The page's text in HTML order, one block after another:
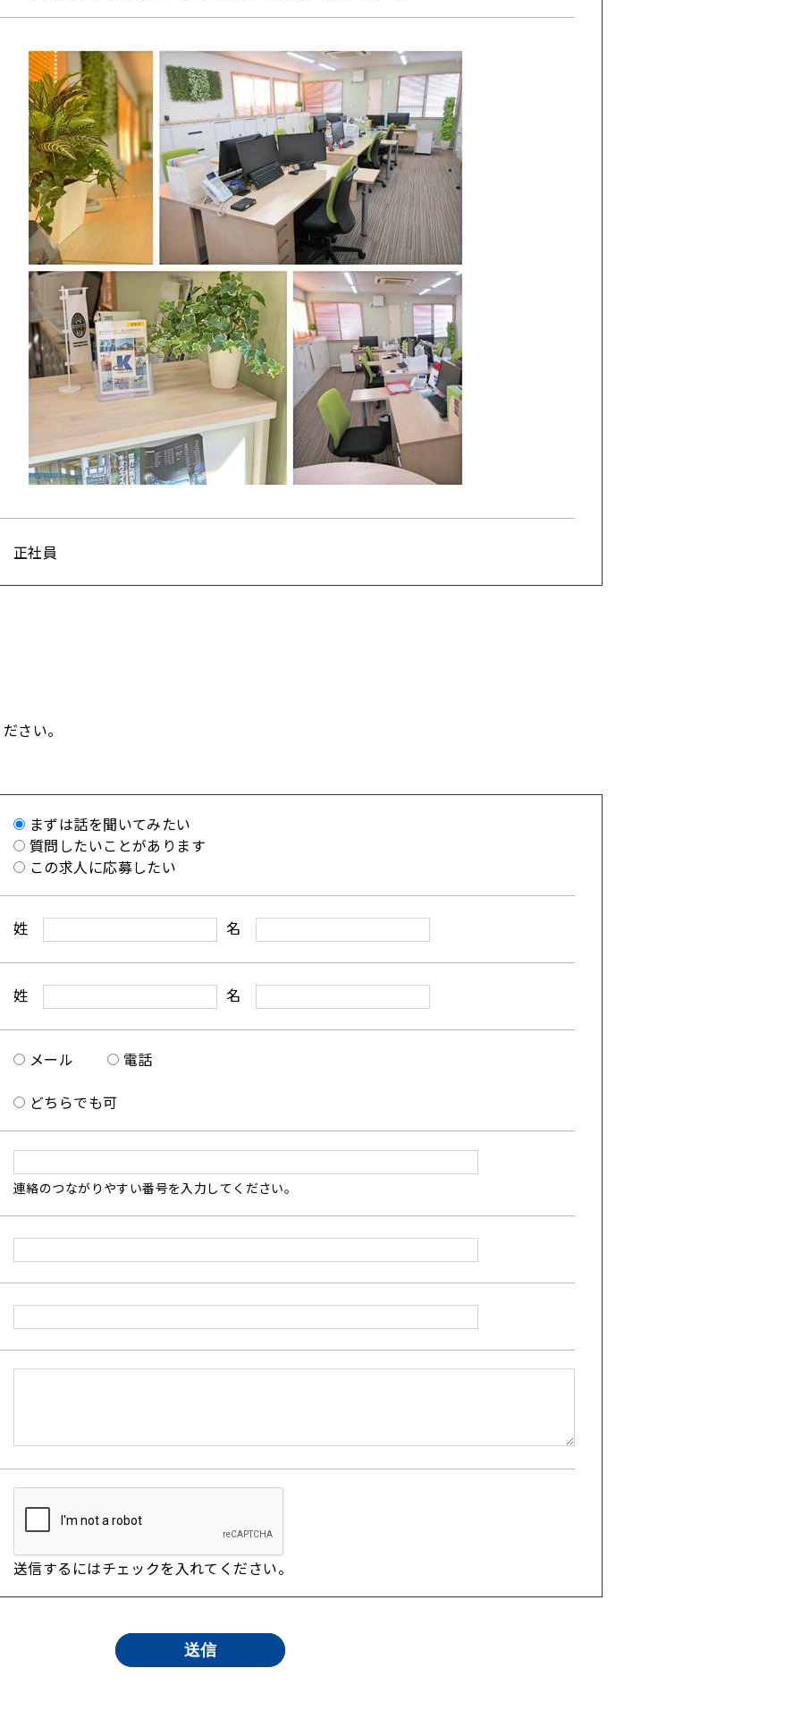
正社員
さい。
まずは話を聞いてみたい
質問したいことがあります
この求人に応募したい
姓 名
姓 名
メール
電話
どちらでも可
連絡のつながりやすい番号を入力してください。
送信するにはチェックを入れてください。
送信